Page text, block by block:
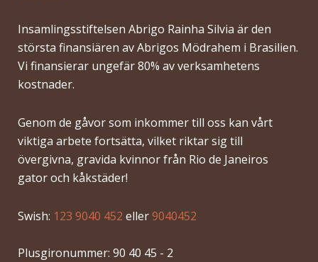
Insamlingsstiftelsen Abrigo Rainha Silvia är den
största finansiären av Abrigos Mödrahem i Brasilien.
Vi finansierar ungefär 80% av verksamhetens
kostnader.
Genom de gåvor som inkommer till oss kan vårt
viktiga arbete fortsätta, vilket riktar sig till
övergivna, gravida kvinnor från Rio de Janeiros
gator och kåkstäder!
Swish: 123 9040 452 eller9040452
Plusgironummer: 90 40 45 - 2